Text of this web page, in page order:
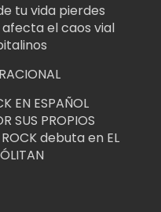
tu vida pierdes
el caos vial
EN ESPAÑOL
SUS PROPIOS
ROCK debuta en EL